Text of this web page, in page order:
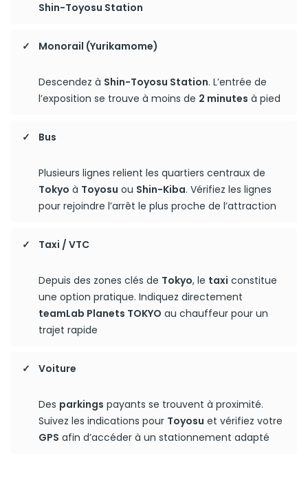
Shin-Toyosu Station
Monorail (Yurikamome)
Descendez à Shin-Toyosu Station. L’entrée de
l’exposition se trouve à moins de 2 minutes à pied
Bus
Plusieurs lignes relient les quartiers centraux de
Tokyo à Toyosu ou Shin-Kiba. Vérifiez les lignes
pour rejoindre l’arrêt le plus proche de l’attraction
Taxi / VTC
Depuis des zones clés de Tokyo, le taxi constitue
une option pratique. Indiquez directement
teamLab Planets TOKYO au chauffeur pour un
trajet rapide
Voiture
Des parkings payants se trouvent à proximité.
Suivez les indications pour Toyosu et vérifiez votre
GPS afin d’accéder à un stationnement adapté